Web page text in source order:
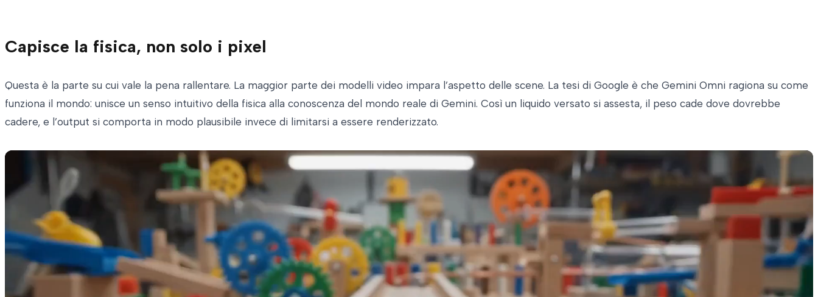
Capisce la fisica, non solo i pixel
Questa è la parte su cui vale la pena rallentare. La maggior parte dei modelli video impara l’aspetto delle scene. La tesi di Google è che Gemini Omni ragiona su come
funziona il mondo: unisce un senso intuitivo della fisica alla conoscenza del mondo reale di Gemini. Così un liquido versato si assesta, il peso cade dove dovrebbe
cadere, e l’output si comporta in modo plausibile invece di limitarsi a essere renderizzato.